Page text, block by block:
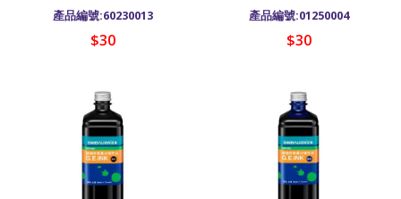
產品編號:60230013
$30
產品編號:01250004
$30